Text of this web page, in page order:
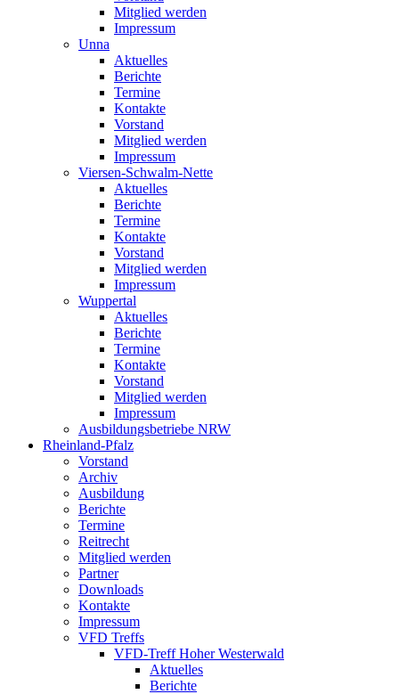
Mitglied werden
Impressum
Unna
Aktuelles
Berichte
Termine
Kontakte
Vorstand
Mitglied werden
Impressum
Viersen-Schwalm-Nette
Aktuelles
Berichte
Termine
Kontakte
Vorstand
Mitglied werden
Impressum
Wuppertal
Aktuelles
Berichte
Termine
Kontakte
Vorstand
Mitglied werden
Impressum
Ausbildungsbetriebe NRW
Rheinland-Pfalz
Vorstand
Archiv
Ausbildung
Berichte
Termine
Reitrecht
Mitglied werden
Partner
Downloads
Kontakte
Impressum
VFD Treffs
VFD-Treff Hoher Westerwald
Aktuelles
Berichte